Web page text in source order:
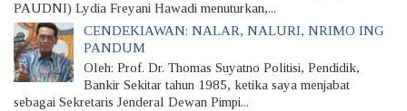
PAUDNI) Lydia Freyani Hawadi menuturkan,...
CENDEKIAWAN: NALAR, NALURI, NRIMO ING
PANDUM
Oleh: Prof. Dr. Thomas Suyatno Politisi, Pendidik,
Bankir Sekitar tahun 1985, ketika saya menjabat
sebagai Sekretaris Jenderal Dewan Pimpi...